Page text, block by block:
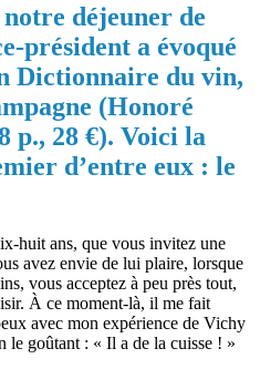
déjeuner de
président a évoqué
Dictionnaire du vin,
(Honoré
p., 28 €). Voici la
d’entre eux : le
huit ans, que vous invitez une
avez envie de lui plaire, lorsque
vous acceptez à peu près tout,
À ce moment-là, il me fait
avec mon expérience de Vichy
le goûtant : « Il a de la cuisse ! »